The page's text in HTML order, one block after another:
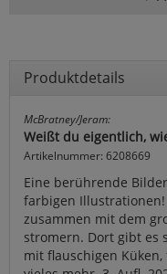
Produktdetails
McBratney/Jeram:
Weißt du eigentlich,
Artikelnummer: 6208669
Eine berührende
farbigen Illustrationen!
zusammen mit dem
stromern. Dort gibt es
mit flauschigen